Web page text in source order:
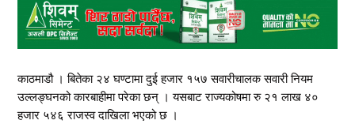
काठमाडौ‌ । बितेका २४ घण्टामा दुई हजार १५७ सवारीचालक सवारी नियम
उल्लङ्घनको कारबाहीमा परेका छन् । यसबाट राज्यकोषमा रु २१ लाख ४०
हजार ५४६ राजस्व दाखिला भएको छ ।